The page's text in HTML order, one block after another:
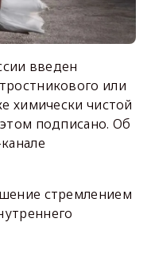
введен
или
химически чистой
подписано. Об
стремлением